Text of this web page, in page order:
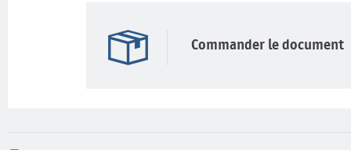
Commander le document